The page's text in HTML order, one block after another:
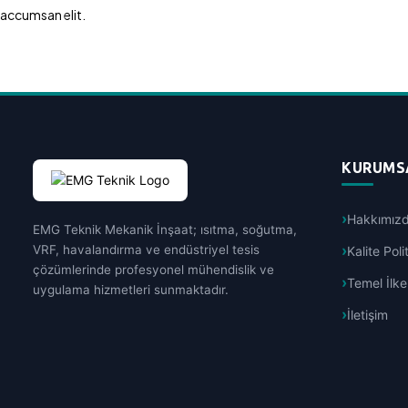
accumsan elit.
EMG Teknik Mekanik İnşaat; ısıtma, soğutma,
VRF, havalandırma ve endüstriyel tesis
çözümlerinde profesyonel mühendislik ve
uygulama hizmetleri sunmaktadır.
Kalite
Temel
İletişim